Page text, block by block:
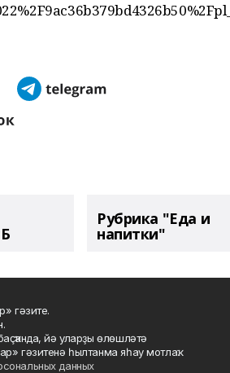
Рубрика "Еда и
напитки"
гәзите.
йә уларҙы өлөшләтә
гәзитенә һылтанма яһау мотлаҡ.
данных